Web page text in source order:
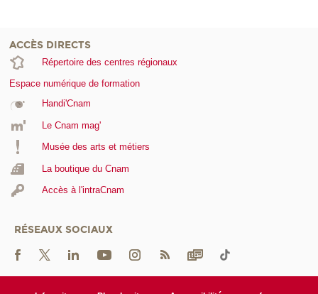
ACCÈS DIRECTS
Répertoire des centres régionaux
Espace numérique de formation
Handi'Cnam
Le Cnam mag'
Musée des arts et métiers
La boutique du Cnam
Accès à l'intraCnam
RÉSEAUX SOCIAUX